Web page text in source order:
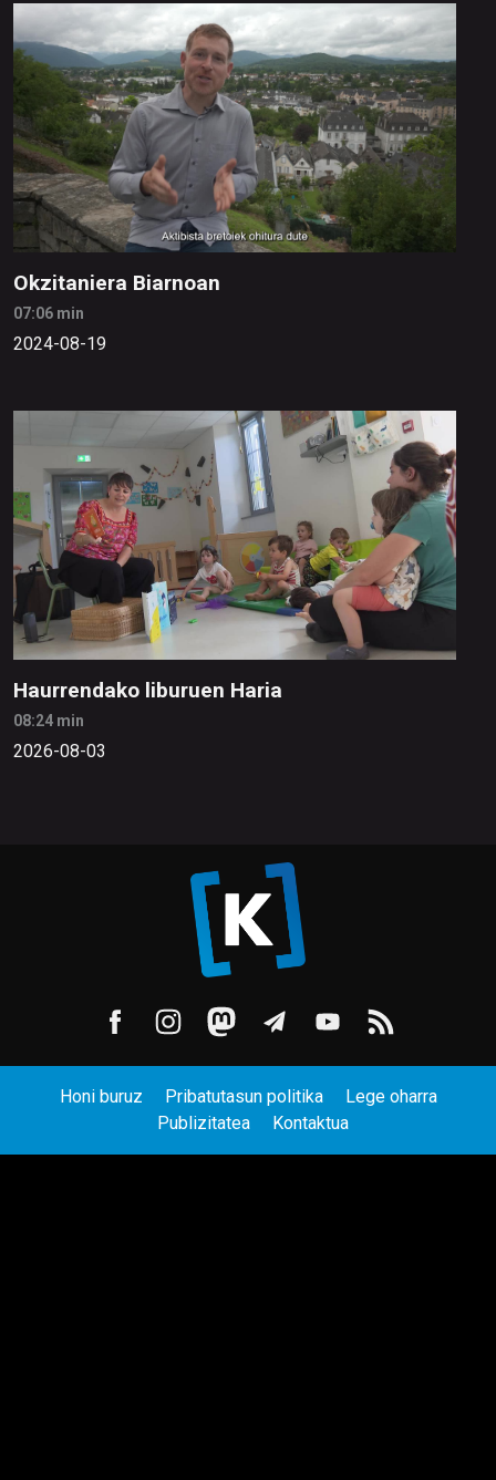
Okzitaniera Biarnoan
07:06 min
2024-08-19
Haurrendako liburuen Haria
08:24 min
2026-08-03
Honi buruz Pribatutasun politika
Lege oharra
Publizitatea
Kontaktua